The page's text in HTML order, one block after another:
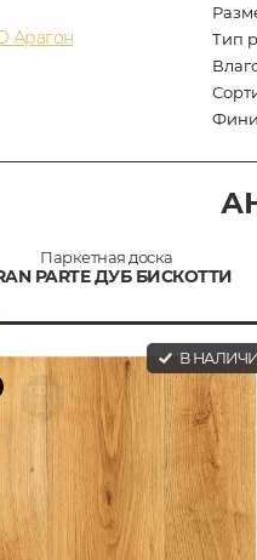
Арагон
Тип
Паркетная доска
PARTE ДУБ БИСКОТТИ
В